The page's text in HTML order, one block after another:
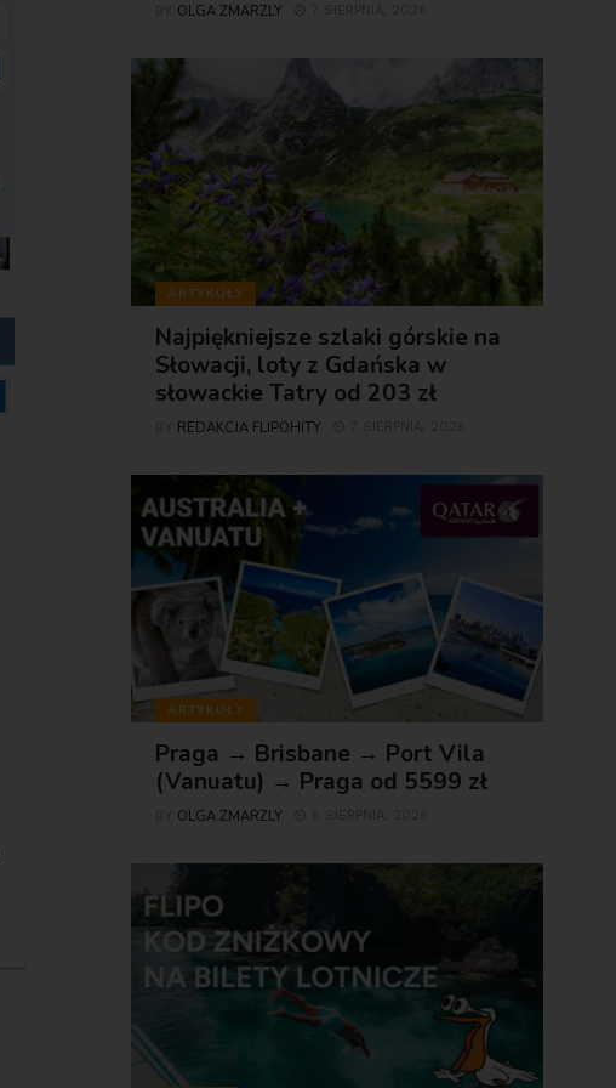
OLGA ZMARZLY
ARTYKUŁY
Najpiękniejsze szlaki górskie na
Słowacji, loty z Gdańska w
słowackie Tatry od 203 zł
REDAKCJA FLIPOHITY
ARTYKUŁY
Praga → Brisbane → Port Vila
(Vanuatu) → Praga od 5599 zł
OLGA ZMARZLY